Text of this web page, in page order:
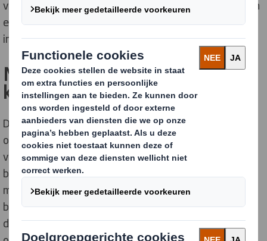
verpakking is gemaakt van 100% recycleerbaar karton
en wordt plat in plaats van opgezet aangeleverd op de
inpaklocatie bij Stoffels.
Nieuwe opzetmachine voor
kartonnen trays
Door dit herontwerp en de installatie van een nieuwe
opzetmachine zijn jaarlijks 146 minder
vrachtwagenritten nodig in de supply chain. De
behoefte aan opslagruimte wordt op jaarbasis met
meer dan 1.000 pallets verminderd.DS Smith Gent
begeleidde het mechanisatieproject, van ontwerp van
de verpakking tot bepalen en plaatsing van de juiste